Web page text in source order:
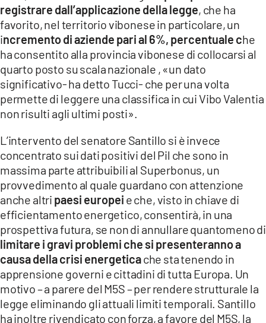
registrare dall’applicazione della legge, che ha
favorito, nel territorio vibonese in particolare, un
incremento di aziende pari al 6%, percentuale che
ha consentito alla provincia vibonese di collocarsi al
quarto posto su scala nazionale , «un dato
significativo- ha detto Tucci- che per una volta
permette di leggere una classifica in cui Vibo Valentia
non risulti agli ultimi posti».
L’intervento del senatore Santillo si è invece
concentrato sui dati positivi del Pil che sono in
massima parte attribuibili al Superbonus, un
provvedimento al quale guardano con attenzione
anche altri paesi europei e che, visto in chiave di
efficientamento energetico, consentirà, in una
prospettiva futura, se non di annullare quantomeno di
limitare i gravi problemi che si presenteranno a
causa della crisi energeticache sta tenendo in
apprensione governi e cittadini di tutta Europa. Un
motivo – a parere del M5S – per rendere strutturale la
legge eliminando gli attuali limiti temporali. Santillo
ha inoltre rivendicato con forza, a favore del M5S, la